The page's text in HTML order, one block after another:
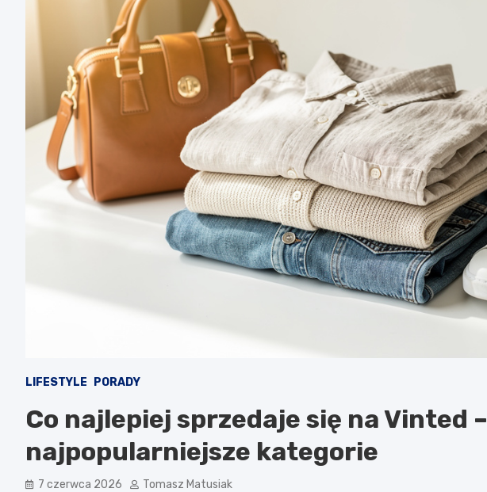
LIFESTYLE PORADY
Co najlepiej sprzedaje się na Vinted –
najpopularniejsze kategorie
7 czerwca 2026 Tomasz Matusiak